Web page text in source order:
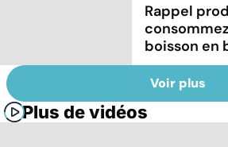
Rappel
boisson en
Voir plus
Plus de vidéos